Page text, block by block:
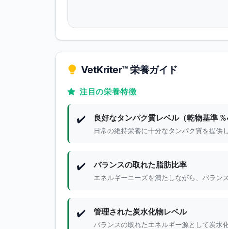
VetKriter™ 栄養ガイド
注目の栄養特徴
✔️ 良好なタンパク質レベル（乾物基準
日常の維持栄養に十分なタンパク質を提供し
✔️ バランスの取れた脂肪比率
エネルギーニーズを満たしながら、バラン
✔️ 管理された炭水化物レベル
バランスの取れたエネルギー源として炭水